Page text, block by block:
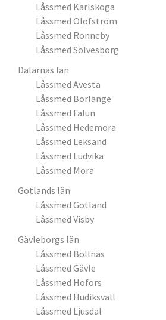
Låssmed Karlskoga
Låssmed Olofström
Låssmed Ronneby
Låssmed Sölvesborg
Dalarnas län
Låssmed Avesta
Låssmed Borlänge
Låssmed Falun
Låssmed Hedemora
Låssmed Leksand
Låssmed Ludvika
Låssmed Mora
Gotlands län
Låssmed Gotland
Låssmed Visby
Gävleborgs län
Låssmed Bollnäs
Låssmed Gävle
Låssmed Hofors
Låssmed Hudiksvall
Låssmed Ljusdal